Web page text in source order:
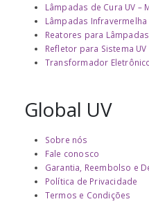
Lâmpadas de Cura UV –
Lâmpadas Infravermelha
Reatores para
Refletor para Sistema UV
Transformador
Global UV
Sobre nós
Fale conosco
Garantia, Reembolso e
Política de Privacidade
Termos e Condições